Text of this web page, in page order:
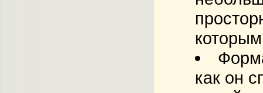
как он